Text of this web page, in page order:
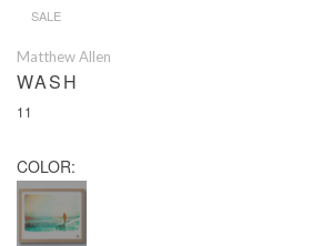
SALE
Matthew Allen
WASH
11
COLOR: